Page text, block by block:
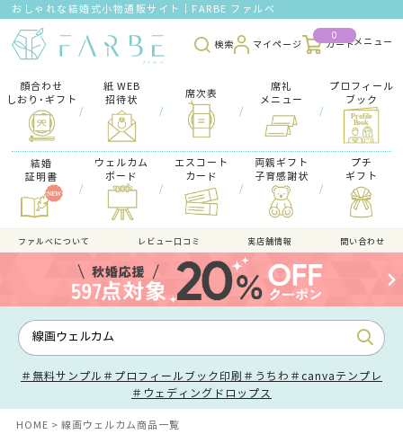
おしゃれな結婚式小物通販サイト｜FARBE ファルベ
検索 マイページ
0
カート
顔合わせ
しおり･ギフト
/
紙 WEB
招待状
/
席次表
/
席礼
メニュー
/
プロフィール
ブック
結婚
証明書
/
ウェルカム
ボード
/
エスコート
カード
/
両親ギフト
子育感謝状
/
プチ
ギフト
ファルべについて レビュー口コミ 実店舗情報 問い合わせ
＃無料サンプル ＃プロフィールブック印刷 ＃うちわ ＃canvaテンプレ
＃ウェディングドロップス
HOME 線画ウェルカム商品一覧